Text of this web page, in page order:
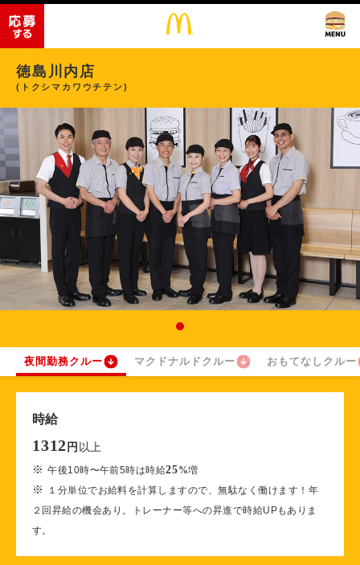
徳島川内店
(トクシマカワウチテン)
夜間勤務クルー マクドナルドクルー おもてなしクルー
時給
1312 円 以上
※午後10時〜午前5時は時給25%増
※
１分単位でお給料を計算しますので、無駄なく働けます！年
２回昇給の機会あり。トレーナー等への昇進で時給UPもありま
す。